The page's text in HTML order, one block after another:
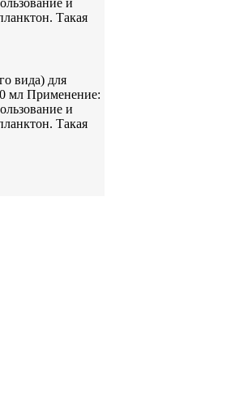
Такая
вида) для
мл Применение:
и
Такая